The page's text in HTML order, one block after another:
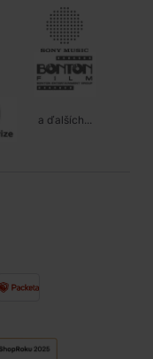
a ďalších...